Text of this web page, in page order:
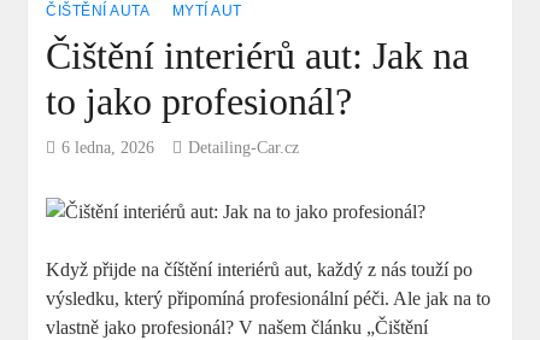
ČIŠTĚNÍ AUTA MYTÍ AUT
Čištění interiérů aut: Jak na
to jako profesionál?
6 ledna, 2026 Detailing-Car.cz
Když přijde na číštění interiérů aut, každý z nás touží po
výsledku, který připomíná profesionální péči. Ale jak na to
vlastně jako profesionál? V našem článku „Čištění